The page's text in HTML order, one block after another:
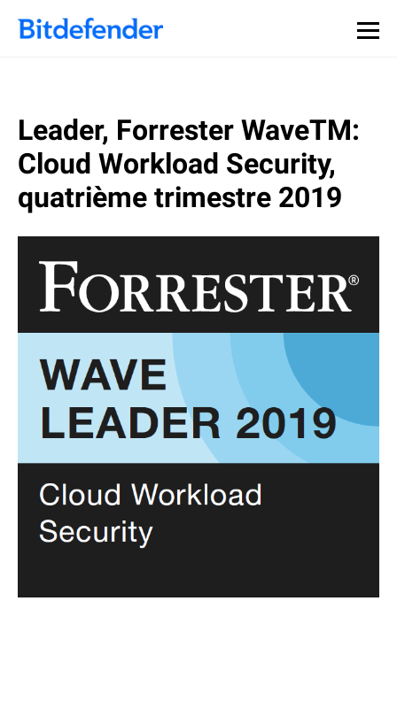
Leader, Forrester WaveTM:
Cloud Workload Security,
quatrième trimestre 2019